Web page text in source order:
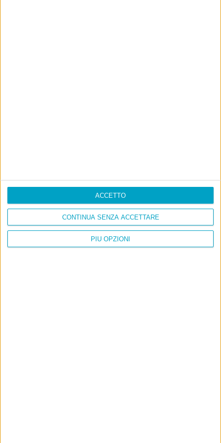
PIÙ OPZIONI
CONTINUA SENZA ACCETTARE
ACCETTO